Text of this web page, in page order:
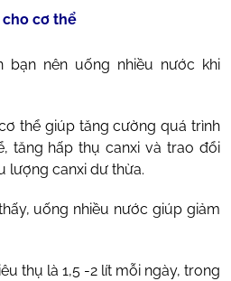
cho cơ thể
bạn nên uống nhiều nước khi
thể giúp tăng cường quá trình
tăng hấp thụ canxi và trao đổi
lượng canxi dư thừa.
uống nhiều nước giúp giảm
thụ là 1,5 -2 lít mỗi ngày, trong